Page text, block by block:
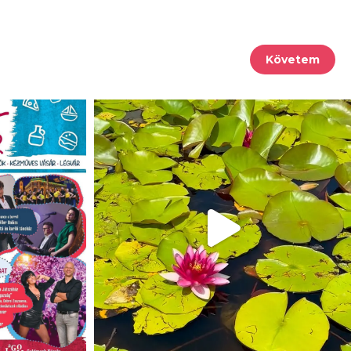
Követem